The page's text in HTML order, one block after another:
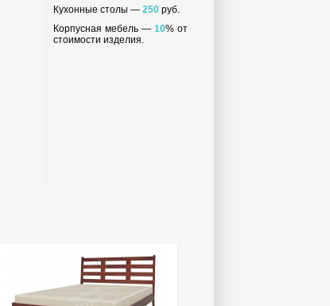
Кухонные столы — 250руб.
Корпусная мебель — 10% от
стоимости изделия.